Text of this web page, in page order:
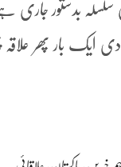
سلسلہ بدستور جاری
ایک بار پھر علاقہ